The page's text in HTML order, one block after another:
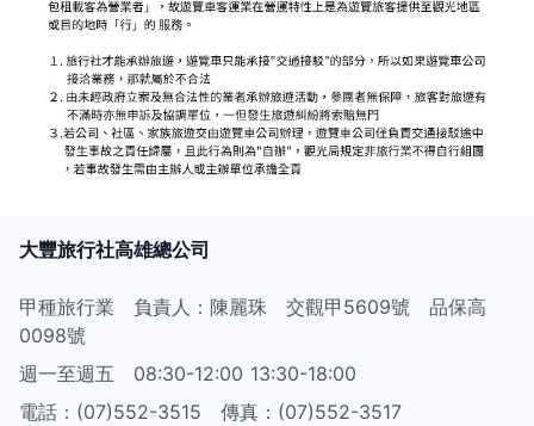
大豐旅行社高雄總公司
甲種旅行業 負責人：陳麗珠 交觀甲5609號 品保高
0098號
週一至週五 08:30-12:00 13:30-18:00
電話：(07)552-3515 傳真：(07)552-3517